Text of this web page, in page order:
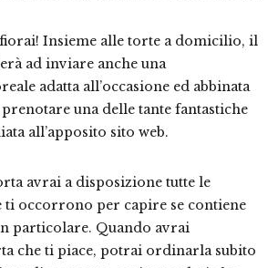
Insieme alle torte a domicilio, il
ad inviare anche una
adatta all’occasione ed abbinata
una delle tante fantastiche
all’apposito sito web.
avrai a disposizione tutte le
occorrono per capire se contiene
particolare. Quando avrai
che ti piace, potrai ordinarla subito